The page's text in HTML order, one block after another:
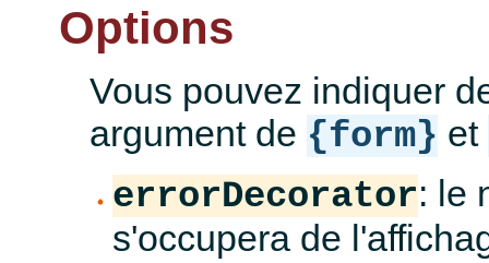
Options
Vous pouvez indiquer
argument de {form} et
errorDecorator: le
s'occupera de